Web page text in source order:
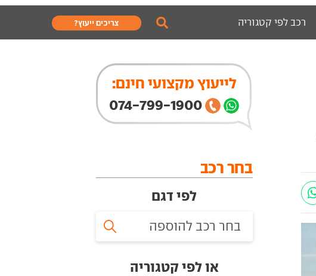
רכב לפי קטגוריה צריכים ייעוץ?
לייעוץ מקצועי חינם:
074-799-1900
בחר רכב
לפי דגם
או לפי קטגוריה